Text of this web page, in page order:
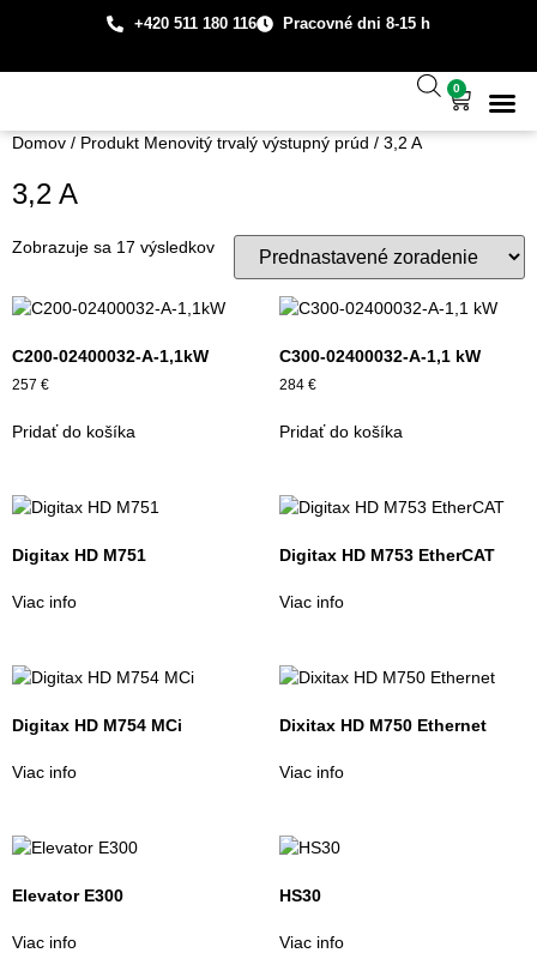
+420 511 180 116 Pracovné dni 8-15 h
0
Domov / Produkt Menovitý trvalý výstupný prúd / 3,2 A
3,2 A
Zobrazuje sa 17 výsledkov
C200-02400032-A-1,1kW
257 €
Pridať do košíka
C300-02400032-A-1,1 kW
284 €
Pridať do košíka
Digitax HD M751
Viac info
Digitax HD M753 EtherCAT
Viac info
Digitax HD M754 MCi
Viac info
Dixitax HD M750 Ethernet
Viac info
Elevator E300
Viac info
HS30
Viac info